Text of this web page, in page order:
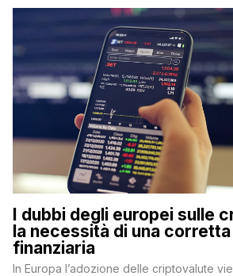
flessibilità e rendimento. Come
I dubbi degli europei sulle
la necessità di una
finanziaria
In Europa l’adozione delle criptovalute